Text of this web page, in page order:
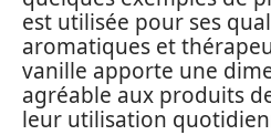
est utilisée pour ses
aromatiques et
vanille apporte une
agréable aux produits
leur utilisation